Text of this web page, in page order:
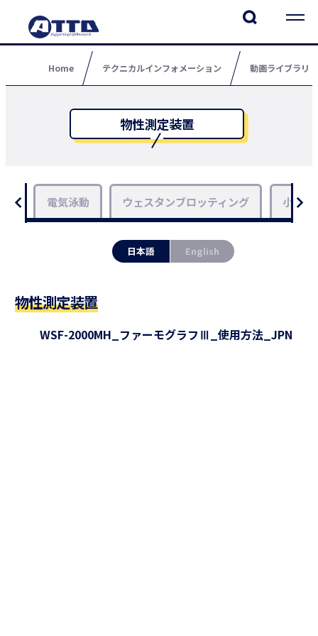
Home テクニカルインフォメーション 動画ライブラリ
物性測定装置
電気泳動 ウェスタンブロッティング 小型汎
日本語 English
物性測定装置
WSF-2000MH_ファーモグラフⅢ_使用方法_JPN